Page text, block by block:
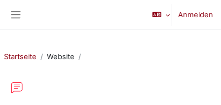
Anmelden
Startseite Website